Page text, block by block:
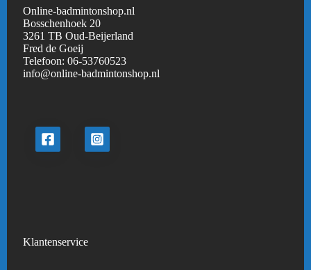
Online-badmintonshop.nl
Bosschenhoek 20
3261 TB Oud-Beijerland
Fred de Goeij
Telefoon:06-53760523
info@online-badmintonshop.nl
Klantenservice